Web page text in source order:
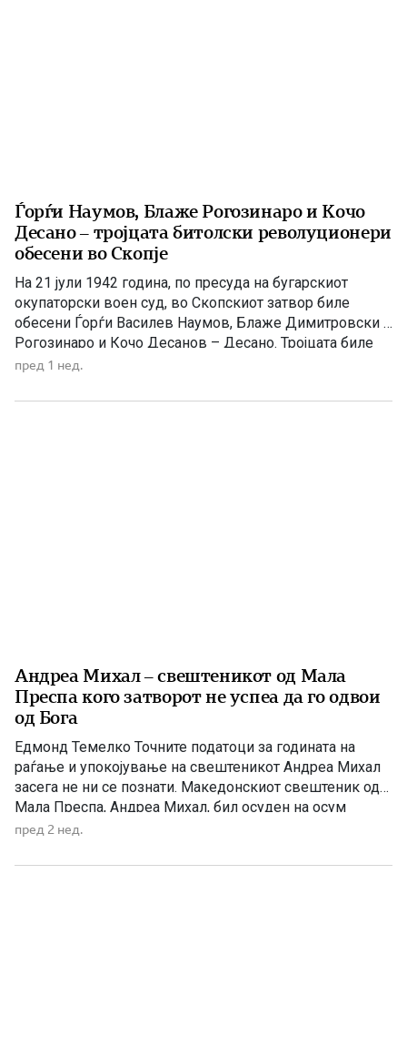
Ѓорѓи Наумов, Блаже Рогозинаро и Кочо
Десано – тројцата битолски револуционери
обесени во Скопје
На 21 јули 1942 година, по пресуда на бугарскиот
окупаторски воен суд, во Скопскиот затвор биле
обесени Ѓорѓи Василев Наумов, Блаже Димитровски –
Рогозинаро и Кочо Десанов – Десано. Тројцата биле
истакнати учесници во македонското
на антифашистичкиот отпор во Битолско. На 21 јули
пред 1 нед.
Андреа Михал – свештеникот од Мала
Преспа кого затворот не успеа да го одвои
од Бога
Едмонд Темелко Точните податоци за годината на
раѓање и упокојување на свештеникот Андреа Михал
засега не ни се познати. Македонскиот свештеник од
Мала Преспа, Андреа Михал, бил осуден на осум
години затвор затоа што одбил да ја предаде својата
вера. По падот на режимот на Енвер Хоџа, неговата
пред 2 нед.